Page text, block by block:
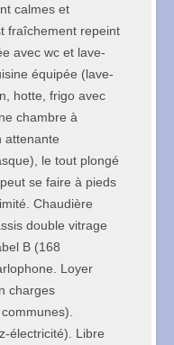
calmes et
fraîchement repeint
avec wc et lave-
équipée (lave-
hotte, frigo avec
chambre à
attenante
le tout plongé
se faire à pieds
Chaudière
double vitrage
B (168
Loyer
charges
électricité). Libre